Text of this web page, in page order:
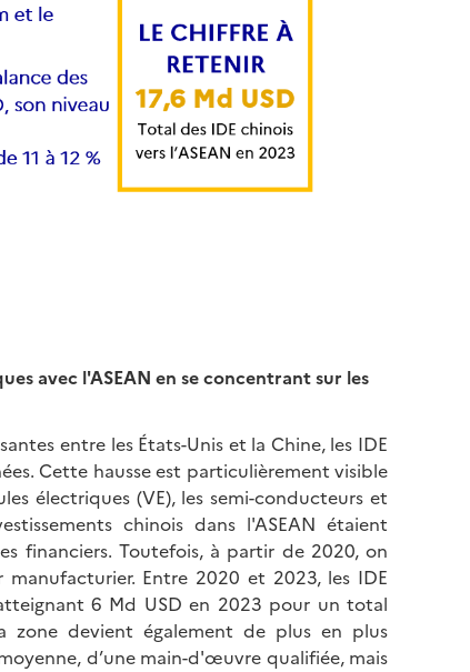
avec l'ASEAN en se concentrant sur les
entre les États-Unis et la Chine, les IDE
Cette hausse est particulièrement visible
électriques (VE), les semi-conducteurs et
chinois dans l'ASEAN étaient
financiers. Toutefois, à partir de 2020, on
Entre 2020 et 2023, les IDE
6 Md USD en 2023 pour un total
zone devient également de plus en plus
d’une main-d'œuvre qualifiée, mais